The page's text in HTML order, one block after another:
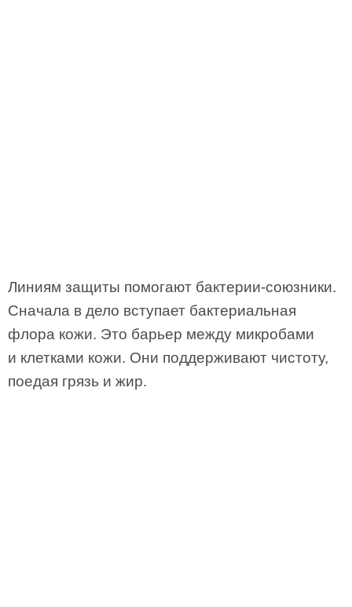
Линиям защиты помогают бактерии-союзники.
Сначала в дело вступает бактериальная
флора кожи. Это барьер между микробами
и клетками кожи. Они поддерживают чистоту,
поедая грязь и жир.